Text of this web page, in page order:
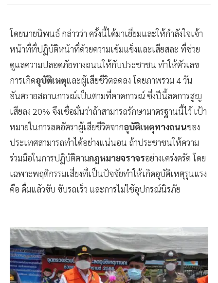
โดยนายนิพนธ์ กล่าวว่า ครั้งนี้ได้มาเยี่ยมและให้กำลังใจเจ้า
หน้าที่ที่ปฏิบัติหน้าที่ด้วยความเข้มแข็งและเสียสละ ที่ช่วย
ดูแลความปลอดภัยทางถนนให้กับประชาชน ทำให้ตัวเลข
การเกิดอุบัติเหตุและผู้เสียชีวิตลดลง โดยภาพรวม 4 วัน
อันตรายสถานการณ์เป็นตามที่คาดการณ์ ซึ่งปีนี้ลดการสูญ
เสียลง 20% จึงเชื่อมั่นว่าถ้าสามารถรักษามาตรฐานนี้ไว้ เป้า
หมายในการลดอัตราผู้เสียชีวิตจากอุบัติเหตุทางถนนของ
ประเทศสามารถทำได้อย่างแน่นอน ถ้าประชาชนให้ความ
ร่วมมือในการปฏิบัติตามกฎหมายจราจรอย่างเคร่งครัด โดย
เฉพาะพฤติกรรมเสี่ยงที่เป็นปัจจัยทำให้เกิดอุบัติเหตุรุนแรง
คือ ดื่มแล้วขับ ขับรถเร็ว และการไม่ใช้อุปกรณ์นิรภัย